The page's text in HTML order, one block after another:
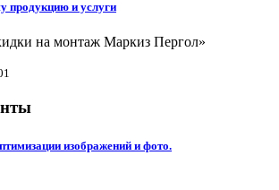
продукцию и услуги
на монтаж Маркиз Пергол»
изображений и фото.